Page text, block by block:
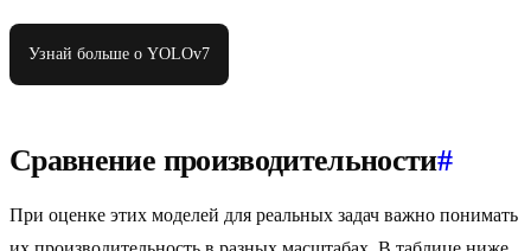
Узнай больше о YOLOv7
Сравнение производительности#
При оценке этих моделей для реальных задач важно понимать